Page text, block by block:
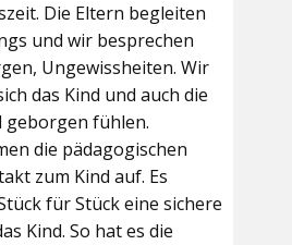
Die Eltern begleiten
und wir besprechen
Ungewissheiten. Wir
das Kind und auch die
geborgen fühlen.
die pädagogischen
zum Kind auf. Es
für Stück eine sichere
Kind. So hat es die